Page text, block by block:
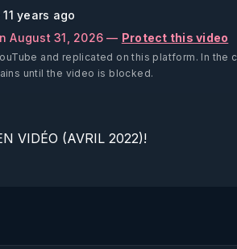
years ago
August 31, 2026 — Protect this video
and replicated on this platform. In the
until the video is blocked.
VIDÉO (AVRIL 2022)!